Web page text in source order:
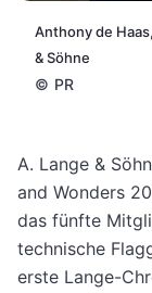
Anthony de
& Söhne
© PR
A. Lange &
and Wonders
das fünfte
technische
erste Lange-